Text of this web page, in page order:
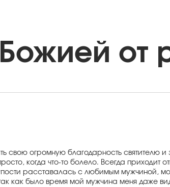
от
свою огромную благодарность святителю
когда что-то болело. Всегда приходит
расставалась с любимым мужчиной,
как было время мой мужчина меня даже